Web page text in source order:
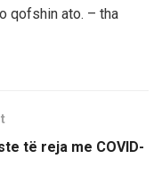
qofshin ato. – tha
të reja me COVID-